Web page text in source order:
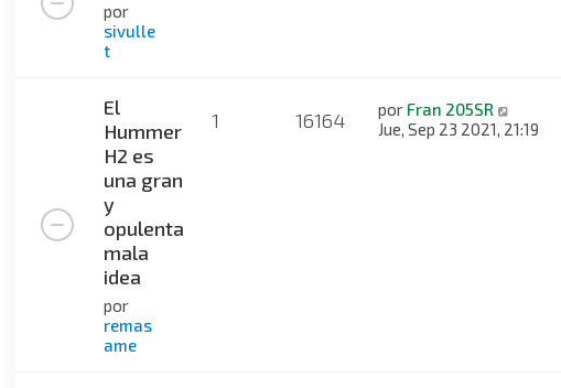
por
sivulle
t
El
Hummer
H2 es
una gran
y
opulenta
mala
idea
por
remas
ame
1 16164 por Fran 205SR
Jue, Sep 23 2021, 21:19